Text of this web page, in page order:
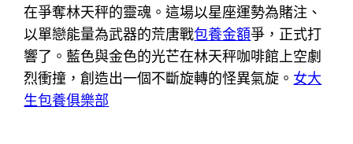
在爭奪林天秤的靈魂。這場以星座運勢為賭注、
以單戀能量為武器的荒唐戰包養金額爭，正式打
響了。藍色與金色的光芒在林天秤咖啡館上空劇
烈衝撞，創造出一個不斷旋轉的怪異氣旋。 女大
生包養俱樂部